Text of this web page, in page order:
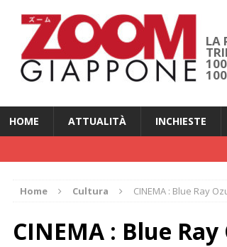
LA
HOME ATTUALITÀ INCHIESTE
Home Cultura CINEMA : Blue Ray
CINEMA : Blue Ray